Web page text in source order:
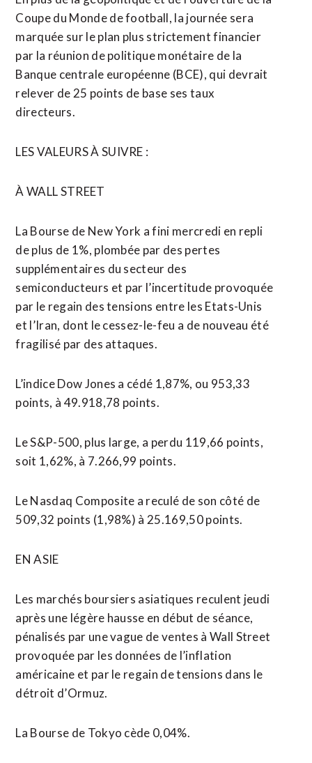
Coupe du Monde de football, la journée sera
marquée sur le plan plus strictement financier
par la réunion de politique monétaire de la
Banque centrale européenne (BCE), qui devrait
relever de 25 points de base ses taux
directeurs.
LES VALEURS À SUIVRE :
À WALL STREET
La Bourse ⁠de ‌New York a fini mercredi en repli
de plus de 1%, plombée par des pertes
supplémentaires du secteur des
semiconducteurs ⁠et par l’incertitude provoquée
par le regain des tensions entre les Etats-Unis
et l’Iran, dont le cessez-le-feu ​a de nouveau été
fragilisé ​par des attaques.
L’indice Dow Jones a cédé 1,87%, ou 953,33
points, à 49.918,78 points.
Le S&P-500, plus large, a perdu 119,66 points,
soit 1,62%, à 7.266,99 points.
Le ​Nasdaq Composite a reculé de son côté de
509,32 points (1,98%) à 25.169,50 points.
EN ASIE
Les marchés boursiers asiatiques reculent jeudi
après une légère hausse en début de séance,
pénalisés par une vague de ventes à ‌Wall Street
provoquée par les données ​de l’inflation
américaine et par le regain de tensions dans le
détroit d’Ormuz.
La Bourse de Tokyo cède 0,04%.